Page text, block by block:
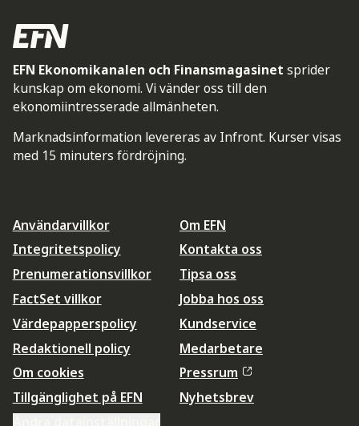
EFN Ekonomikanalen och Finansmagasinet sprider
kunskap om ekonomi. Vi vänder oss till den
ekonomiintresserade allmänheten.
Marknadsinformation levereras av Infront. Kurser visas
med 15 minuters fördröjning.
Användarvillkor
Integritetspolicy
Prenumerationsvillkor
FactSet villkor
Värdepapperspolicy
Redaktionell policy
Om cookies
Tillgänglighet på EFN
Om EFN
Kontakta oss
Tipsa oss
Jobba hos oss
Kundservice
Medarbetare
Pressrum
Nyhetsbrev